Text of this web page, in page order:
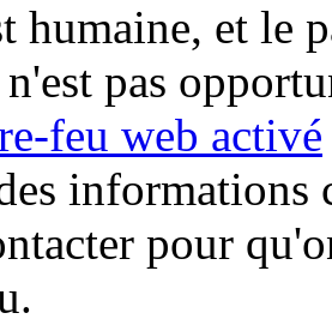
humaine, et le
pas
feu web activé
informations
pour